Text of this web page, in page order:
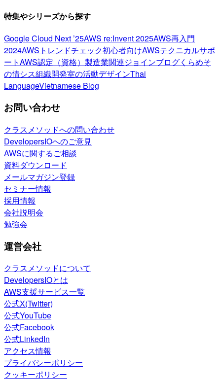
特集やシリーズから探す
Google Cloud Next ’25AWS re:Invent 2025AWS再入門
2024AWSトレンドチェック初心者向けAWSテクニカルサポ
ートAWS認定（資格） 製造業関連ジョインブログくらめそ
の情シス組織開発室の活動デザインThai
LanguageVietnamese Blog
お問い合わせ
クラスメソッドへの問い合わせ
DevelopersIOへのご意見
AWSに関するご相談
資料ダウンロード
メールマガジン登録
セミナー情報
採用情報
会社説明会
勉強会
運営会社
クラスメソッドについて
DevelopersIOとは
AWS支援サービス一覧
公式X(Twitter)
公式YouTube
公式Facebook
公式LinkedIn
アクセス情報
プライバシーポリシー
クッキーポリシー